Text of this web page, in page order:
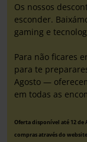
Os nossos
esconder.
gaming e
Para não ficares
para te
Agosto —
em todas as
Oferta disponível até 12
compras através do